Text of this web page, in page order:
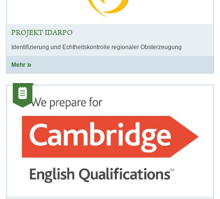
PROJEKT IDARPO
Identifizierung und Echtheitskontrolle regionaler Obsterzeugung
Mehr
Kategorie:
Artikel